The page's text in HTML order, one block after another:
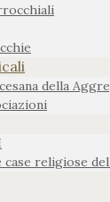
della
case religiose